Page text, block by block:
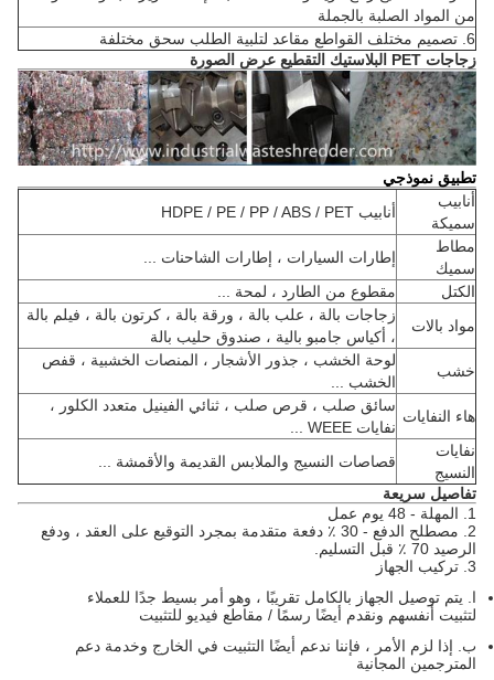
من المواد الصلبة بالجملة
6. تصميم مختلف القواطع مقاعد لتلبية الطلب سحق مختلفة
زجاجات PET البلاستيك التقطيع عرض الصورة
تطبيق نموذجي
أنابيب
سميكة
أنابيب HDPE / PE / PP / ABS / PET
مطاط
سميك
إطارات السيارات ، إطارات الشاحنات ...
الكتل
مقطوع من الطارد ، لمحة ...
مواد بالات
زجاجات بالة ، علب بالة ، ورقة بالة ، كرتون بالة ، فيلم بالة
، أكياس جامبو بالية ، صندوق حليب بالة
خشب
لوحة الخشب ، جذور الأشجار ، المنصات الخشبية ، قفص
الخشب ...
هاء النفايات
سائق صلب ، قرص صلب ، ثنائي الفينيل متعدد الكلور ،
نفايات WEEE ...
نفايات
النسيج
قصاصات النسيج والملابس القديمة والأقمشة ...
تفاصيل سريعة
1. المهلة - 48 يوم عمل
2. مصطلح الدفع - 30 ٪ دفعة متقدمة بمجرد التوقيع على العقد ، ودفع
الرصيد 70 ٪ قبل التسليم.
3. تركيب الجهاز
ا. يتم توصيل الجهاز بالكامل تقريبًا ، وهو أمر بسيط جدًا للعملاء
لتثبيت أنفسهم ونقدم أيضًا رسمًا / مقاطع فيديو للتثبيت
ب. إذا لزم الأمر ، فإننا ندعم أيضًا التثبيت في الخارج وخدمة دعم
المترجمين المجانية